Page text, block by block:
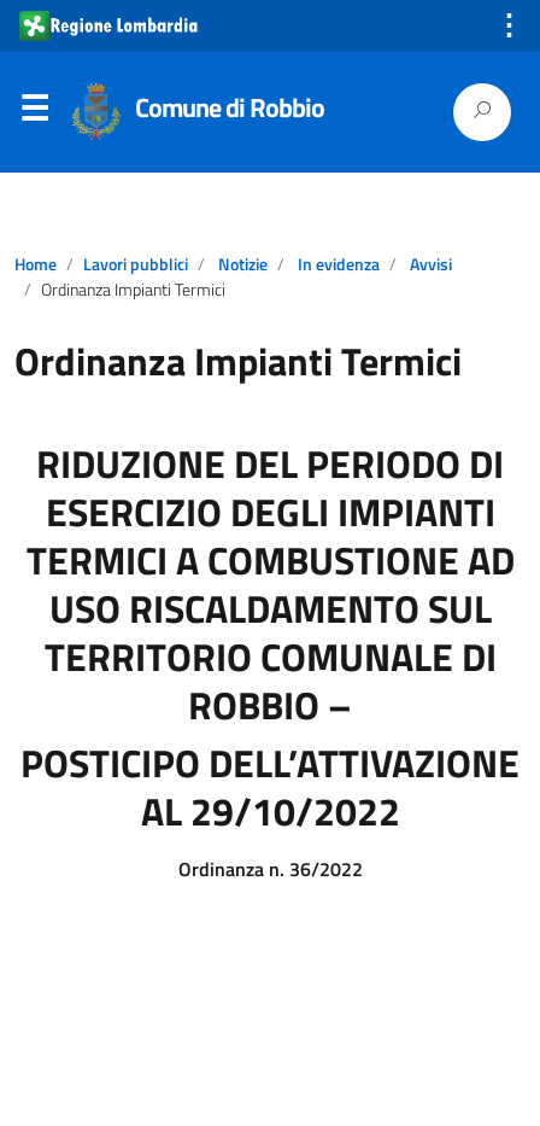
⋮
Comune di Robbio
Home Lavori pubblici Notizie In evidenza
Avvisi
Ordinanza Impianti Termici
Ordinanza Impianti Termici
RIDUZIONE DEL PERIODO DI
ESERCIZIO DEGLI IMPIANTI
TERMICI A COMBUSTIONE AD
USO RISCALDAMENTO SUL
TERRITORIO COMUNALE DI
ROBBIO –
POSTICIPO DELL’ATTIVAZIONE
AL 29/10/2022
Ordinanza n. 36/2022